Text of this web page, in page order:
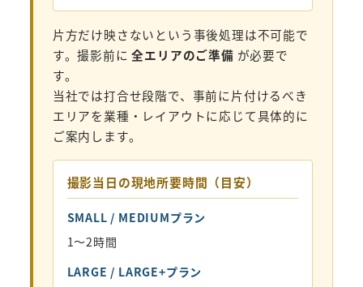
片方だけ映さないという事後処理は不可能で
す。撮影前に全エリアのご準備 が必要で
す。
当社では打合せ段階で、事前に片付けるべき
エリアを業種・レイアウトに応じて具体的に
ご案内します。
撮影当日の現地所要時間（目安）
SMALL / MEDIUMプラン
1〜2時間
LARGE / LARGE+プラン